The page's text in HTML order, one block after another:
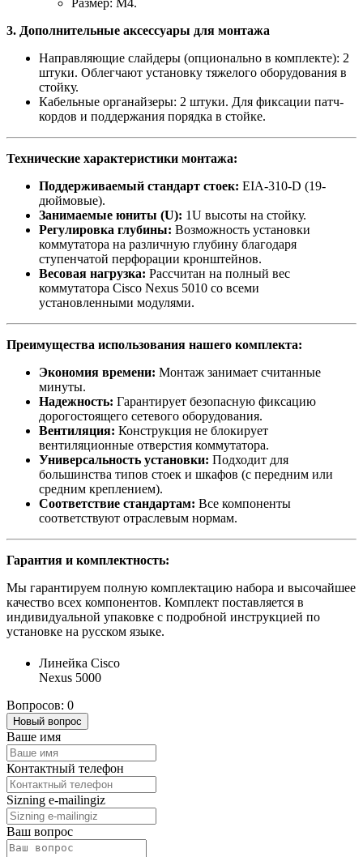
3. Дополнительные аксессуары для монтажа
Направляющие слайдеры (опционально в комплекте): 2
штуки. Облегчают установку тяжелого оборудования в
стойку.
Кабельные органайзеры: 2 штуки. Для фиксации патч-
кордов и поддержания порядка в стойке.
Технические характеристики монтажа:
Поддерживаемый стандарт стоек: EIA-310-D (19-
дюймовые).
Занимаемые юниты (U): 1U высоты на стойку.
Регулировка глубины: Возможность установки
коммутатора на различную глубину благодаря
ступенчатой перфорации кронштейнов.
Весовая нагрузка: Рассчитан на полный вес
коммутатора Cisco Nexus 5010 со всеми
установленными модулями.
Преимущества использования нашего комплекта:
Экономия времени: Монтаж занимает считанные
минуты.
Надежность: Гарантирует безопасную фиксацию
дорогостоящего сетевого оборудования.
Вентиляция: Конструкция не блокирует
вентиляционные отверстия коммутатора.
Универсальность установки: Подходит для
большинства типов стоек и шкафов (с передним или
средним креплением).
Соответствие стандартам: Все компоненты
соответствуют отраслевым нормам.
Гарантия и комплектность:
Мы гарантируем полную комплектацию набора и высочайшее
качество всех компонентов. Комплект поставляется в
индивидуальной упаковке с подробной инструкцией по
установке на русском языке.
Линейка Cisco
Nexus 5000
Вопросов: 0
Новый вопрос
Ваше имя
Контактный телефон
Sizning e-mailingiz
Ваш вопрос